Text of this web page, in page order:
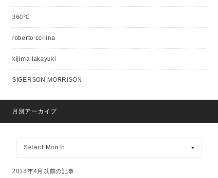
360℃
roberto collina
kijima takayuki
SIGERSON MORRISON
月別アーカイブ
ア
カ
2018年4月以前の記事